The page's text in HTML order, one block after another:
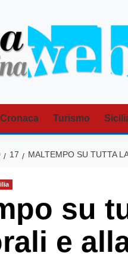
Cronaca Turismo
17 MALTEMPO SU TUTTA
su
e